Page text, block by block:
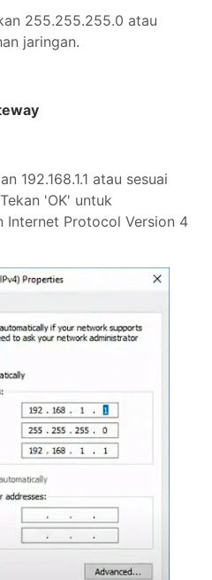
255.255.255.0 atau
jaringan.
192.168.1.1 atau sesuai
'OK' untuk
Internet Protocol Version 4